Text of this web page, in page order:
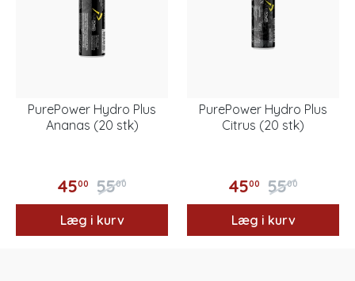
PurePower Hydro Plus
Ananas (20 stk)
4500 5500
Læg i kurv
PurePower Hydro Plus
Citrus (20 stk)
4500 5500
Læg i kurv